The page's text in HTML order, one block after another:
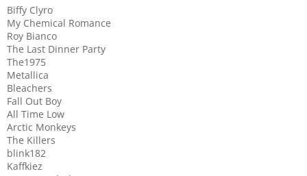
:
Biffy Clyro
My Chemical Romance
Roy Bianco
The Last Dinner Party
The1975
Metallica
Bleachers
Fall Out Boy
All Time Low
Arctic Monkeys
The Killers
blink182
Kaffkiez